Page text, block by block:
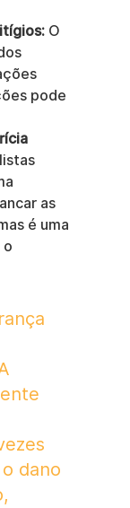
O
pode
as
é uma
o
dano